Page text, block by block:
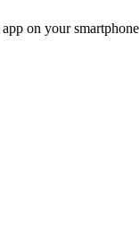
on your smartphone